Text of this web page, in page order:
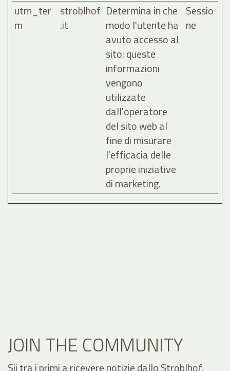
utm_ter
m
stroblhof
.it
Determina in che
modo l'utente ha
avuto accesso al
sito: queste
informazioni
vengono
utilizzate
dall'operatore
del sito web al
fine di misurare
l'efficacia delle
proprie iniziative
di marketing.
Sessio
ne
JOIN THE COMMUNITY
Sii tra i primi a ricevere notizie dallo Stroblhof.